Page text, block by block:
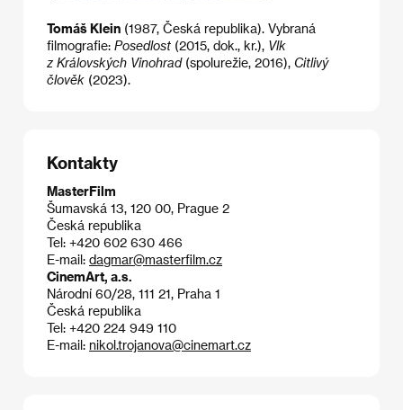
Tomáš Klein (1987, Česká republika). Vybraná
filmografie: Posedlost (2015, dok., kr.), Vlk
z Královských Vinohrad(spolurežie, 2016), Citlivý
člověk (2023).
Kontakty
MasterFilm
Šumavská 13, 120 00, Prague 2
Česká republika
Tel: +420 602 630 466
E-mail: dagmar@masterfilm.cz
CinemArt, a.s.
Národní 60/28, 111 21, Praha 1
Česká republika
Tel: +420 224 949 110
E-mail: nikol.trojanova@cinemart.cz